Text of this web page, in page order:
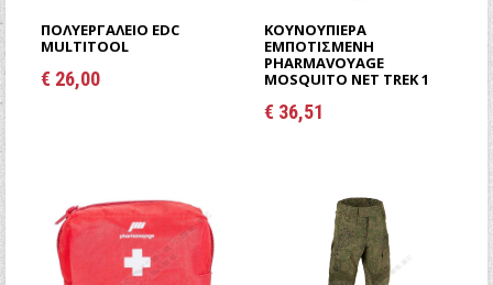
ΠΟΛΥΕΡΓΑΛΕΙΟ EDC
MULTITOOL
€ 26,00
ΚΟΥΝΟΥΠΙΈΡΑ
ΕΜΠΟΤΙΣΜΈΝΗ
PHARMAVOYAGE
MOSQUITO NET TREK 1
€ 36,51